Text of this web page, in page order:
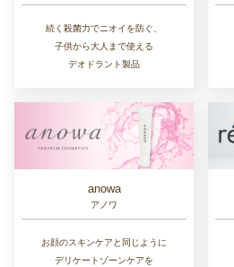
続く殺菌力でニオイを防ぐ、
子供から大人まで使える
デオドラント製品
anowa
アノワ
お顔のスキンケアと同じように
デリケートゾーンケアを